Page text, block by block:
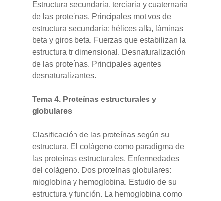
Estructura secundaria, terciaria y cuaternaria
de las proteínas. Principales motivos de
estructura secundaria: hélices alfa, láminas
beta y giros beta. Fuerzas que estabilizan la
estructura tridimensional. Desnaturalización
de las proteínas. Principales agentes
desnaturalizantes.
Tema 4. Proteínas estructurales y
globulares
Clasificación de las proteínas según su
estructura. El colágeno como paradigma de
las proteínas estructurales. Enfermedades
del colágeno. Dos proteínas globulares:
mioglobina y hemoglobina. Estudio de su
estructura y función. La hemoglobina como